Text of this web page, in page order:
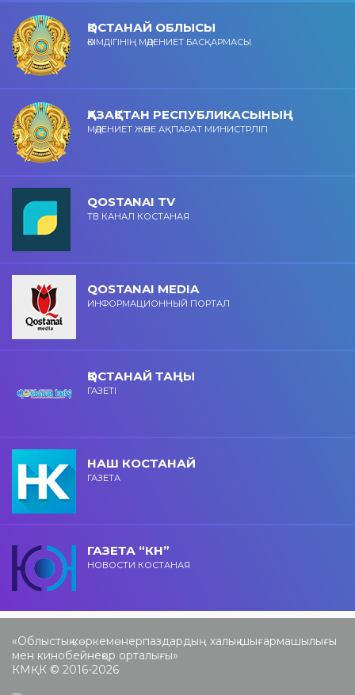
ҚОСТАНАЙ ОБЛЫСЫ
ӘКІМДІГІНІҢ МӘДЕНИЕТ БАСҚАРМАСЫ
ҚАЗАҚСТАН РЕСПУБЛИКАСЫНЫҢ
МӘДЕНИЕТ ЖӘНЕ АҚПАРАТ МИНИСТРЛІГІ
QOSTANAI TV
ТВ КАНАЛ КОСТАНАЯ
QOSTANAI MEDIA
ИНФОРМАЦИОННЫЙ ПОРТАЛ
ҚОСТАНАЙ ТАҢЫ
ГАЗЕТІ
НАШ КОСТАНАЙ
ГАЗЕТА
ГАЗЕТА “КН”
НОВОСТИ КОСТАНАЯ
«Облыстық көркемөнерпаздардың халық шығармашылығы
мен кинобейнеқор орталығы»
КМҚК © 2016-2026